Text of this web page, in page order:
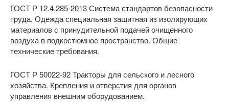
ГОСТ Р 12.4.285-2013 Система стандартов безопасности
труда. Одежда специальная защитная из изолирующих
материалов с принудительной подачей очищенного
воздуха в подкостюмное пространство. Общие
технические требования.
ГОСТ Р 50022-92 Тракторы для сельского и лесного
хозяйства. Крепления и отверстия для органов
управления внешним оборудованием.